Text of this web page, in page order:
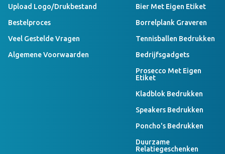
Upload Logo/drukbestand
Bestelproces
Veel Gestelde Vragen
Algemene Voorwaarden
Bier Met Eigen Etiket
Borrelplank Graveren
Tennisballen Bedrukken
Bedrijfsgadgets
Prosecco Met Eigen
Etiket
Kladblok Bedrukken
Speakers Bedrukken
Poncho's Bedrukken
Duurzame
Relatiegeschenken